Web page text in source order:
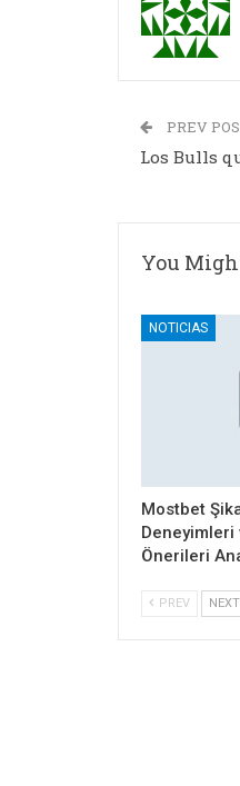
PREV
Los Bulls
You
NOTICIAS
Mostbet
Deneyimleri
Önerileri
PREV NEXT